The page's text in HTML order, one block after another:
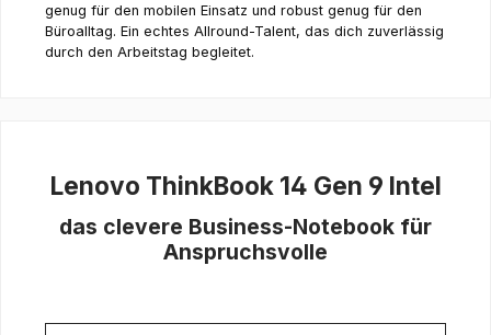
genug für den mobilen Einsatz und robust genug für den
Büroalltag. Ein echtes Allround-Talent, das dich zuverlässig
durch den Arbeitstag begleitet.
Lenovo ThinkBook 14 Gen 9 Intel
das clevere Business-Notebook für
Anspruchsvolle